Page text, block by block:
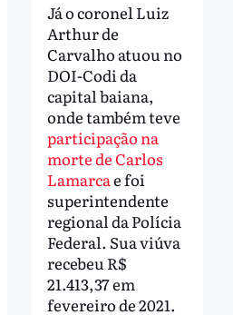
Já o coronel Luiz
Arthur de
Carvalho atuou no
DOI-Codi da
capital baiana,
onde também teve
participação na
morte de Carlos
Lamarcae foi
superintendente
regional da Polícia
Federal. Sua viúva
recebeu R$
21.413,37 em
fevereiro de 2021.